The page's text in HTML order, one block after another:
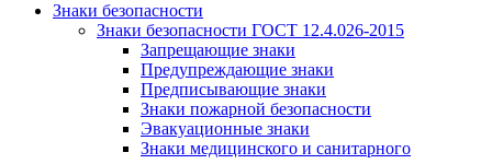
Знаки безопасности
Знаки безопасности ГОСТ 12.4.026-2015
Запрещающие знаки
Предупреждающие знаки
Предписывающие знаки
Знаки пожарной безопасности
Эвакуационные знаки
Знаки медицинского и санитарного